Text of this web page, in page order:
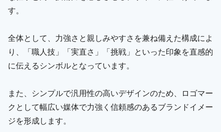
す。
全体として、力強さと親しみやすさを兼ね備えた構成によ
り、「職人技」「実直さ」「挑戦」といった印象を直感的
に伝えるシンボルとなっています。
また、シンプルで汎用性の高いデザインのため、ロゴマー
クとして幅広い媒体で力強く信頼感のあるブランドイメー
ジを形成します。